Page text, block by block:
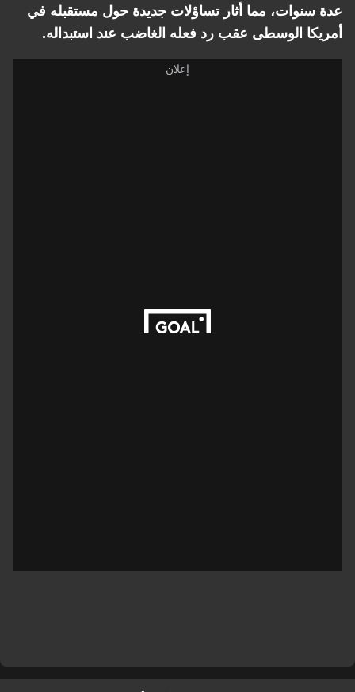
عدة سنوات، مما أثار تساؤلات جديدة حول مستقبله في
أمريكا الوسطى عقب رد فعله الغاضب عند استبداله.